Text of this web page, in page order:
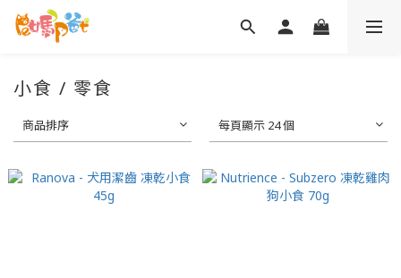
小食 / 零食
商品排序 每頁顯示 24 個